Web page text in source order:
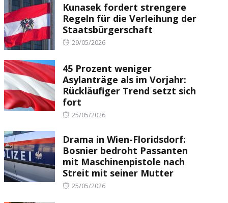
Kunasek fordert strengere
Regeln für die Verleihung der
Staatsbürgerschaft
Posted
29/05/2026
45 Prozent weniger
Asylanträge als im Vorjahr:
Rückläufiger Trend setzt sich
fort
Posted
25/05/2026
Drama in Wien-Floridsdorf:
Bosnier bedroht Passanten
mit Maschinenpistole nach
Streit mit seiner Mutter
Posted
25/05/2026